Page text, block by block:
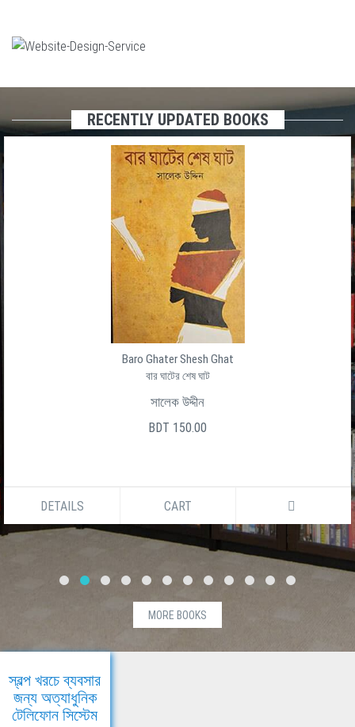
RECENTLY UPDATED BOOKS
Baro Ghater Shesh Ghat
বার ঘাটের শেষ ঘাট
সালেক উদ্দীন
BDT 150.00
DETAILS CART
MORE BOOKS
স্বল্প খরচে ব্যবসার
জন্য অত্যাধুনিক
টেলিফোন সিস্টেম